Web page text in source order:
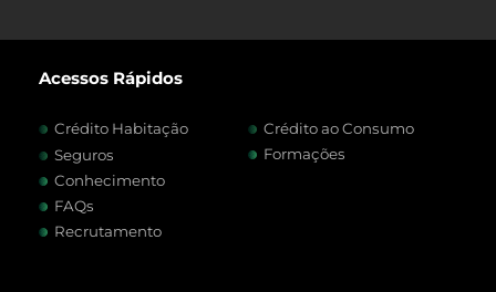
Acessos Rápidos
Crédito Habitação
Crédito ao Consumo
Seguros
Formações
Conhecimento
FAQs
Recrutamento